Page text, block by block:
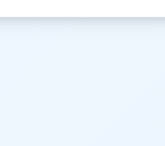
Matemática 3º Ciclo